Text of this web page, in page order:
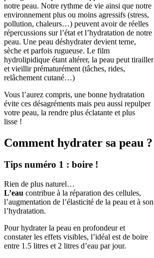
notre peau. Notre rythme de vie ainsi que notre
environnement plus ou moins agressifs (stress,
pollution, chaleurs…) peuvent avoir de réelles
répercussions sur l’état et l’hydratation de notre
peau. Une peau déshydrater devient terne,
sèche et parfois rugueuse. Le film
hydrolipidique étant altérer, la peau peut tirailler
et vieillir prématurément (tâches, rides,
relâchement cutané…)
Vous l’aurez compris, une bonne hydratation
évite ces désagréments mais peu aussi repulper
votre peau, la rendre plus éclatante et plus
lisse !
Comment hydrater sa peau ?
Tips numéro 1 : boire !
Rien de plus naturel…
L’eau contribue à la réparation des cellules,
l’augmentation de l’élasticité de la peau et à son
l’hydratation.
Pour hydrater la peau en profondeur et
constater les effets visibles, l’idéal est de boire
entre 1.5 litres et 2 litres d’eau par jour.